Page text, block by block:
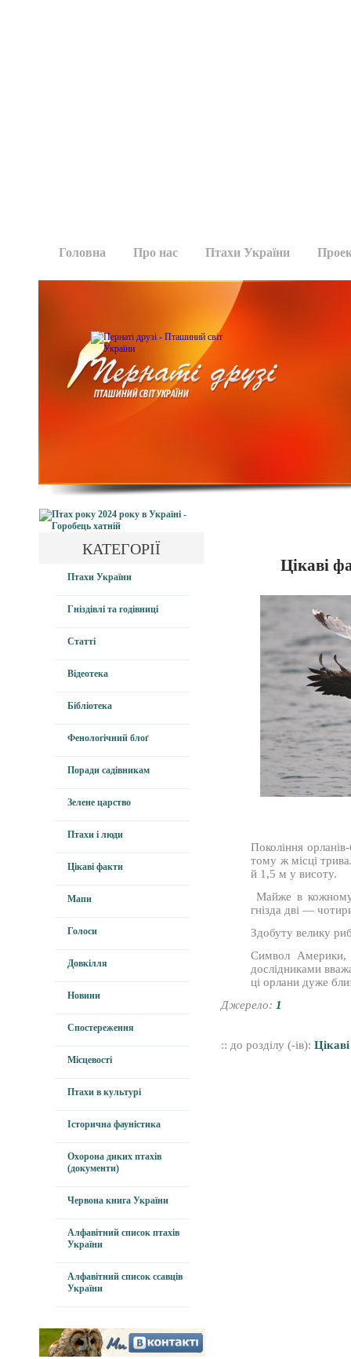
Головна Про нас Птахи України
КАТЕГОРІЇ
Птахи України
Гніздівлі та годівниці
Статті
Відеотека
Бібліотека
Фенологічний блоґ
Поради садівникам
Зелене царство
Птахи і люди
Цікаві факти
Мапи
Голоси
Довкілля
Новини
Спостереження
Місцевості
Птахи в культурі
Історична фауністика
Охорона диких птахів
(документи)
Червона книга України
Алфавітний список птахів
України
Алфавітний список ссавців
України
Цікаві
Покоління
тому ж місці
й 1,5 м у висоту.
Майже в кожному
гнізда дві —
Здобуту велику
Символ Америки,
дослідниками
ці орлани дуже
Джерело: 1
:: до розділу (-ів):